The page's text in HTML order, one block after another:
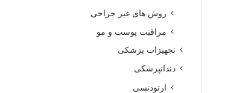
روش های غیر جراحی
مراقبت پوست و مو
تجهیزات پزشکی
دندانپزشکی
ارتودنسی